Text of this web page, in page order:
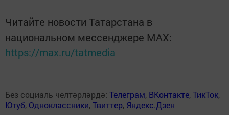
Читайте новости Татарстана в
национальном мессенджере MАХ:
https://max.ru/tatmedia
Без социаль челтәрләрдә: Телеграм, ВКонтакте,ТикТок,
Ютуб, Одноклассники,Твиттер, Яндекс.Дзен